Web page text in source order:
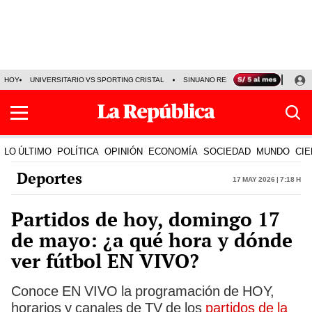
HOY UNIVERSITARIO VS SPORTING CRISTAL SINUANO RESULTADOS HOY
LO ÚLTIMO POLÍTICA OPINIÓN ECONOMÍA SOCIEDAD MUNDO
Deportes 17 May 2026 | 7:18 h
Partidos de hoy, domingo 17
de mayo: ¿a qué hora y dónde
ver fútbol EN VIVO?
Conoce EN VIVO la programación de HOY,
horarios y canales de TV de los partidos de la